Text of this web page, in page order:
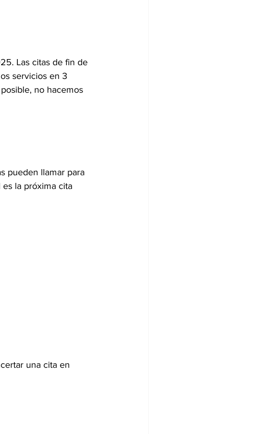
Las citas de fin de
servicios en 3
no hacemos
pueden llamar para
es la próxima cita
una cita en